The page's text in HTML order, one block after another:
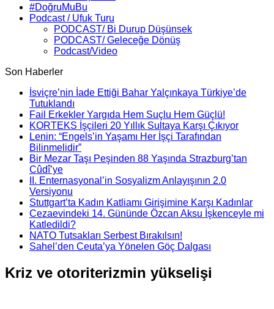
#DoğruMuBu
Podcast / Ufuk Turu
PODCAST/ Bi Durup Düşünsek
PODCAST/ Geleceğe Dönüş
Podcast/Video
Son Haberler
İsviçre’nin İade Ettiği Bahar Yalçınkaya Türkiye’de
Tutuklandı
Fail Erkekler Yargıda Hem Suçlu Hem Güçlü!
KORTEKS İşçileri 20 Yıllık Sultaya Karşı Çıkıyor
Lenin: “Engels’in Yaşamı Her İşçi Tarafından
Bilinmelidir”
Bir Mezar Taşı Peşinden 88 Yaşında Strazburg’tan
Cûdî’ye
II. Enternasyonal’in Sosyalizm Anlayışının 2.0
Versiyonu
Stuttgart’ta Kadın Katliamı Girişimine Karşı Kadınlar
Cezaevindeki 14. Gününde Özcan Aksu İşkenceyle mi
Katledildi?
NATO Tutsakları Serbest Bırakılsın!
Sahel’den Ceuta’ya Yönelen Göç Dalgası
Kriz ve otoriterizmin yükselişi